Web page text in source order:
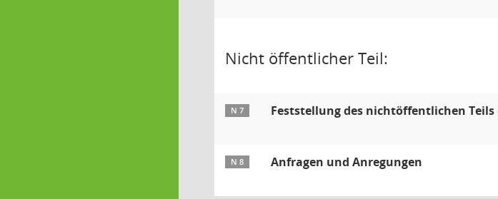
Nicht öffentlicher Teil:
N 7 Feststellung des nichtöffentlichen Teils
N 8 Anfragen und Anregungen